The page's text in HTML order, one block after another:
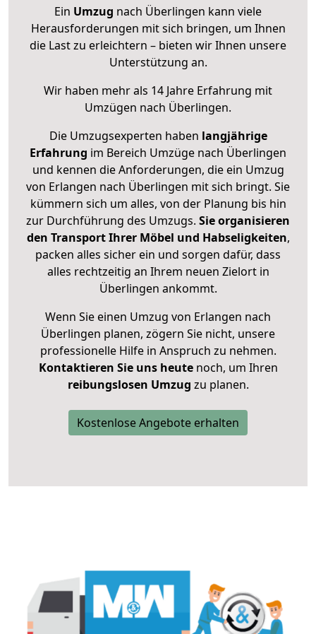
Ein Umzug nach Überlingen kann viele
Herausforderungen mit sich bringen, um Ihnen
die Last zu erleichtern – bieten wir Ihnen unsere
Unterstützung an.
Wir haben mehr als 14 Jahre Erfahrung mit
Umzügen nach Überlingen.
Die Umzugsexperten haben langjährige
Erfahrung im Bereich Umzüge nach Überlingen
und kennen die Anforderungen, die ein Umzug
von Erlangen nach Überlingen mit sich bringt. Sie
kümmern sich um alles, von der Planung bis hin
zur Durchführung des Umzugs. Sie organisieren
den Transport Ihrer Möbel und Habseligkeiten,
packen alles sicher ein und sorgen dafür, dass
alles rechtzeitig an Ihrem neuen Zielort in
Überlingen ankommt.
Wenn Sie einen Umzug von Erlangen nach
Überlingen planen, zögern Sie nicht, unsere
professionelle Hilfe in Anspruch zu nehmen.
Kontaktieren Sie uns heutenoch, um Ihren
reibungslosen Umzug zu planen.
Kostenlose Angebote erhalten